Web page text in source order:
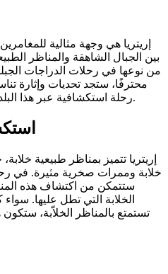
إريتريا هي وجهة مثالية
بين الجبال الشاهقة والمناظر
من نوعها في رحلات الدراجات
محترفًا، ستجد تحديات وإثارة
رحلة استكشافية عبر هذا البلد الساحر وتمتع بمغامرة لا تُنسى.
إريتريا تتميز بمناظر طبيعية
خلابة وممرات صخرية مثيرة. في
ستتمكن من اكتشاف هذه
الخلابة التي تطل عليها.
تستمتع بالمناظر الخلاّبة،